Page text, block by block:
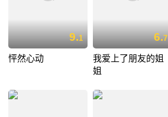
9.1
怦然心动
6.7
我爱上了朋友的姐
姐